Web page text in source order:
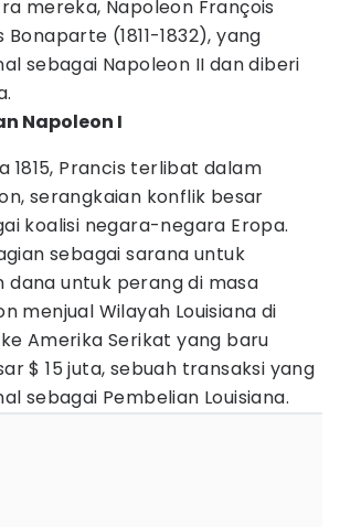
mereka, Napoleon François
(1811-1832), yang
sebagai Napoleon II dan diberi
Napoleon I
1815, Prancis terlibat dalam
serangkaian konflik besar
koalisi negara-negara Eropa.
sebagai sarana untuk
dana untuk perang di masa
menjual Wilayah Louisiana di
Amerika Serikat yang baru
$ 15 juta, sebuah transaksi yang
sebagai Pembelian Louisiana.